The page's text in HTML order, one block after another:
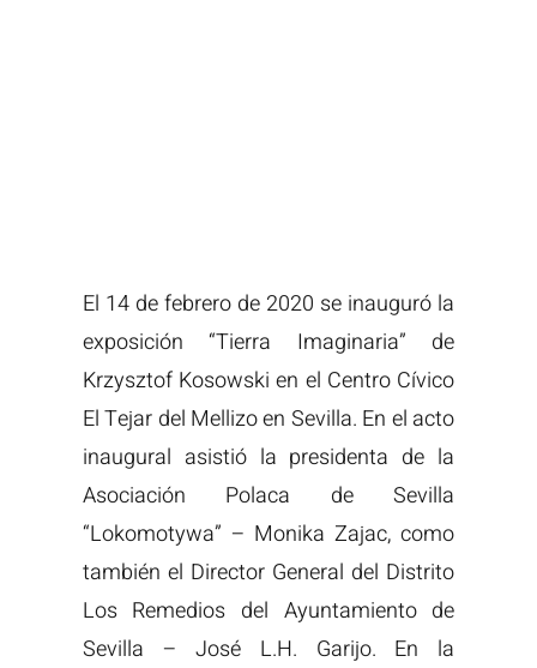
El 14 de febrero de 2020 se inauguró la
exposición “Tierra Imaginaria” de
Krzysztof Kosowski en el Centro Cívico
El Tejar del Mellizo en Sevilla. En el acto
inaugural asistió la presidenta de la
Asociación Polaca de Sevilla
“Lokomotywa” – Monika Zajac, como
también el Director General del Distrito
Los Remedios del Ayuntamiento de
Sevilla – José L.H. Garijo. En la